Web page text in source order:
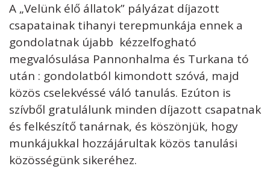
A „Velünk élő állatok” pályázat díjazott
csapatainak tihanyi terepmunkája ennek a
gondolatnak újabb kézzelfogható
megvalósulása Pannonhalma és Turkana tó
után : gondolatból kimondott szóvá, majd
közös cselekvéssé váló tanulás. Ezúton is
szívből gratulálunk minden díjazott csapatnak
és felkészítő tanárnak, és köszönjük, hogy
munkájukkal hozzájárultak közös tanulási
közösségünk sikeréhez.